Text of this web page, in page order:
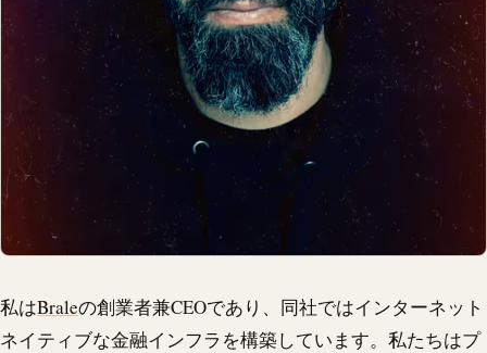
私はBraleの創業者兼CEOであり、同社ではインターネット
ネイティブな金融インフラを構築しています。私たちはプ